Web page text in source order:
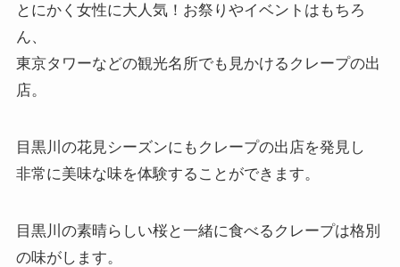
とにかく女性に大人気！お祭りやイベントはもちろ
ん、
東京タワーなどの観光名所でも見かけるクレープの出
店。
目黒川の花見シーズンにもクレープの出店を発見し
非常に美味な味を体験することができます。
目黒川の素晴らしい桜と一緒に食べるクレープは格別
の味がします。